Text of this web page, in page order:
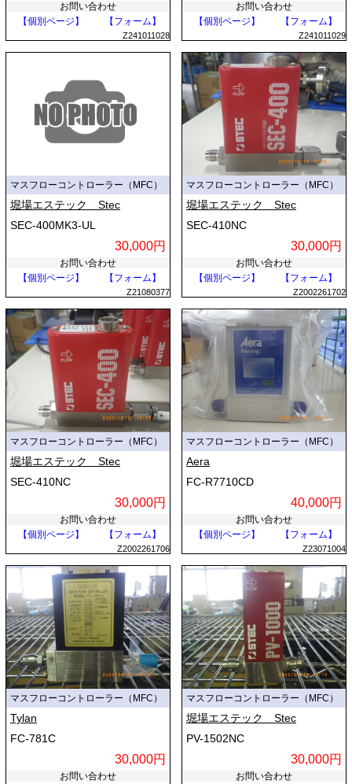
お問い合わせ
【個別ページ】
【フォーム】
Z241011028
お問い合わせ
【個別ページ】
【フォーム】
Z241011029
マスフローコントローラー（MFC）
堀場エステック Stec
SEC-400MK3-UL
30,000円
お問い合わせ
【個別ページ】
【フォーム】
Z21080377
マスフローコントローラー（MFC）
堀場エステック Stec
SEC-410NC
30,000円
お問い合わせ
【個別ページ】
【フォーム】
Z2002261702
マスフローコントローラー（MFC）
堀場エステック Stec
SEC-410NC
30,000円
お問い合わせ
【個別ページ】
【フォーム】
Z2002261706
マスフローコントローラー（MFC）
Aera
FC-R7710CD
40,000円
お問い合わせ
【個別ページ】
【フォーム】
Z23071004
マスフローコントローラー（MFC）
Tylan
FC-781C
30,000円
お問い合わせ
マスフローコントローラー（MFC）
堀場エステック Stec
PV-1502NC
30,000円
お問い合わせ